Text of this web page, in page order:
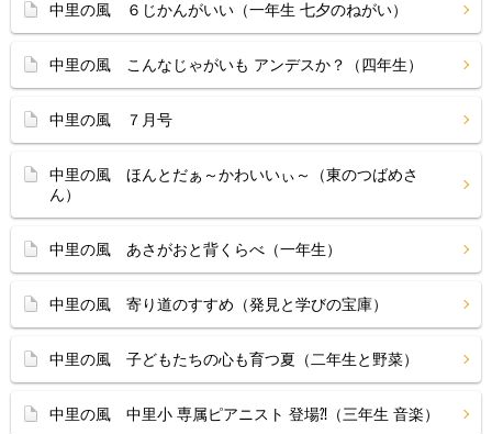
中里の風 ６じかんがいい（一年生 七夕のねがい）
中里の風 こんなじゃがいも アンデスか？（四年生）
中里の風 ７月号
中里の風 ほんとだぁ～かわいいぃ～（東のつばめさ
ん）
中里の風 あさがおと背くらべ（一年生）
中里の風 寄り道のすすめ（発見と学びの宝庫）
中里の風 子どもたちの心も育つ夏（二年生と野菜）
中里の風 中里小 専属ピアニスト 登場⁈（三年生 音楽）